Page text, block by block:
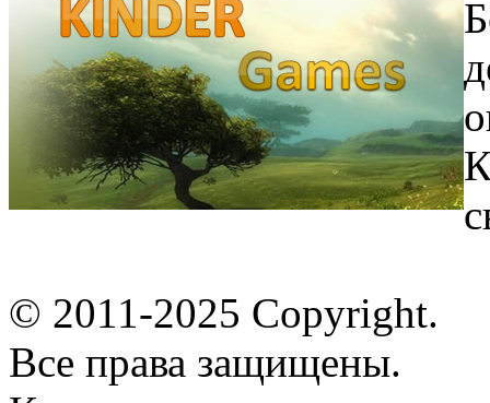
© 2011-2025 Copyright.
Все права защищены.